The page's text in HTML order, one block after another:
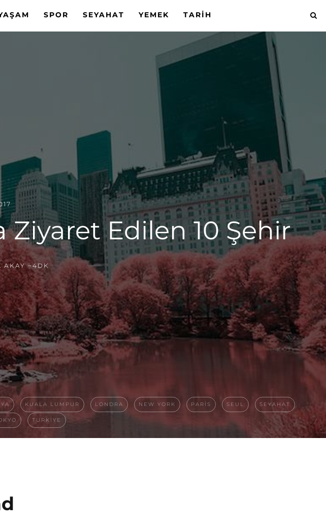
SPOR SEYAHAT YEMEK TARIH
Ziyaret Edilen 10 Şehir
AKAY ~4DK
KUALA LUMPUR LONDRA NEW YORK PARIS SEUL SEYAHAT
TURKIYE